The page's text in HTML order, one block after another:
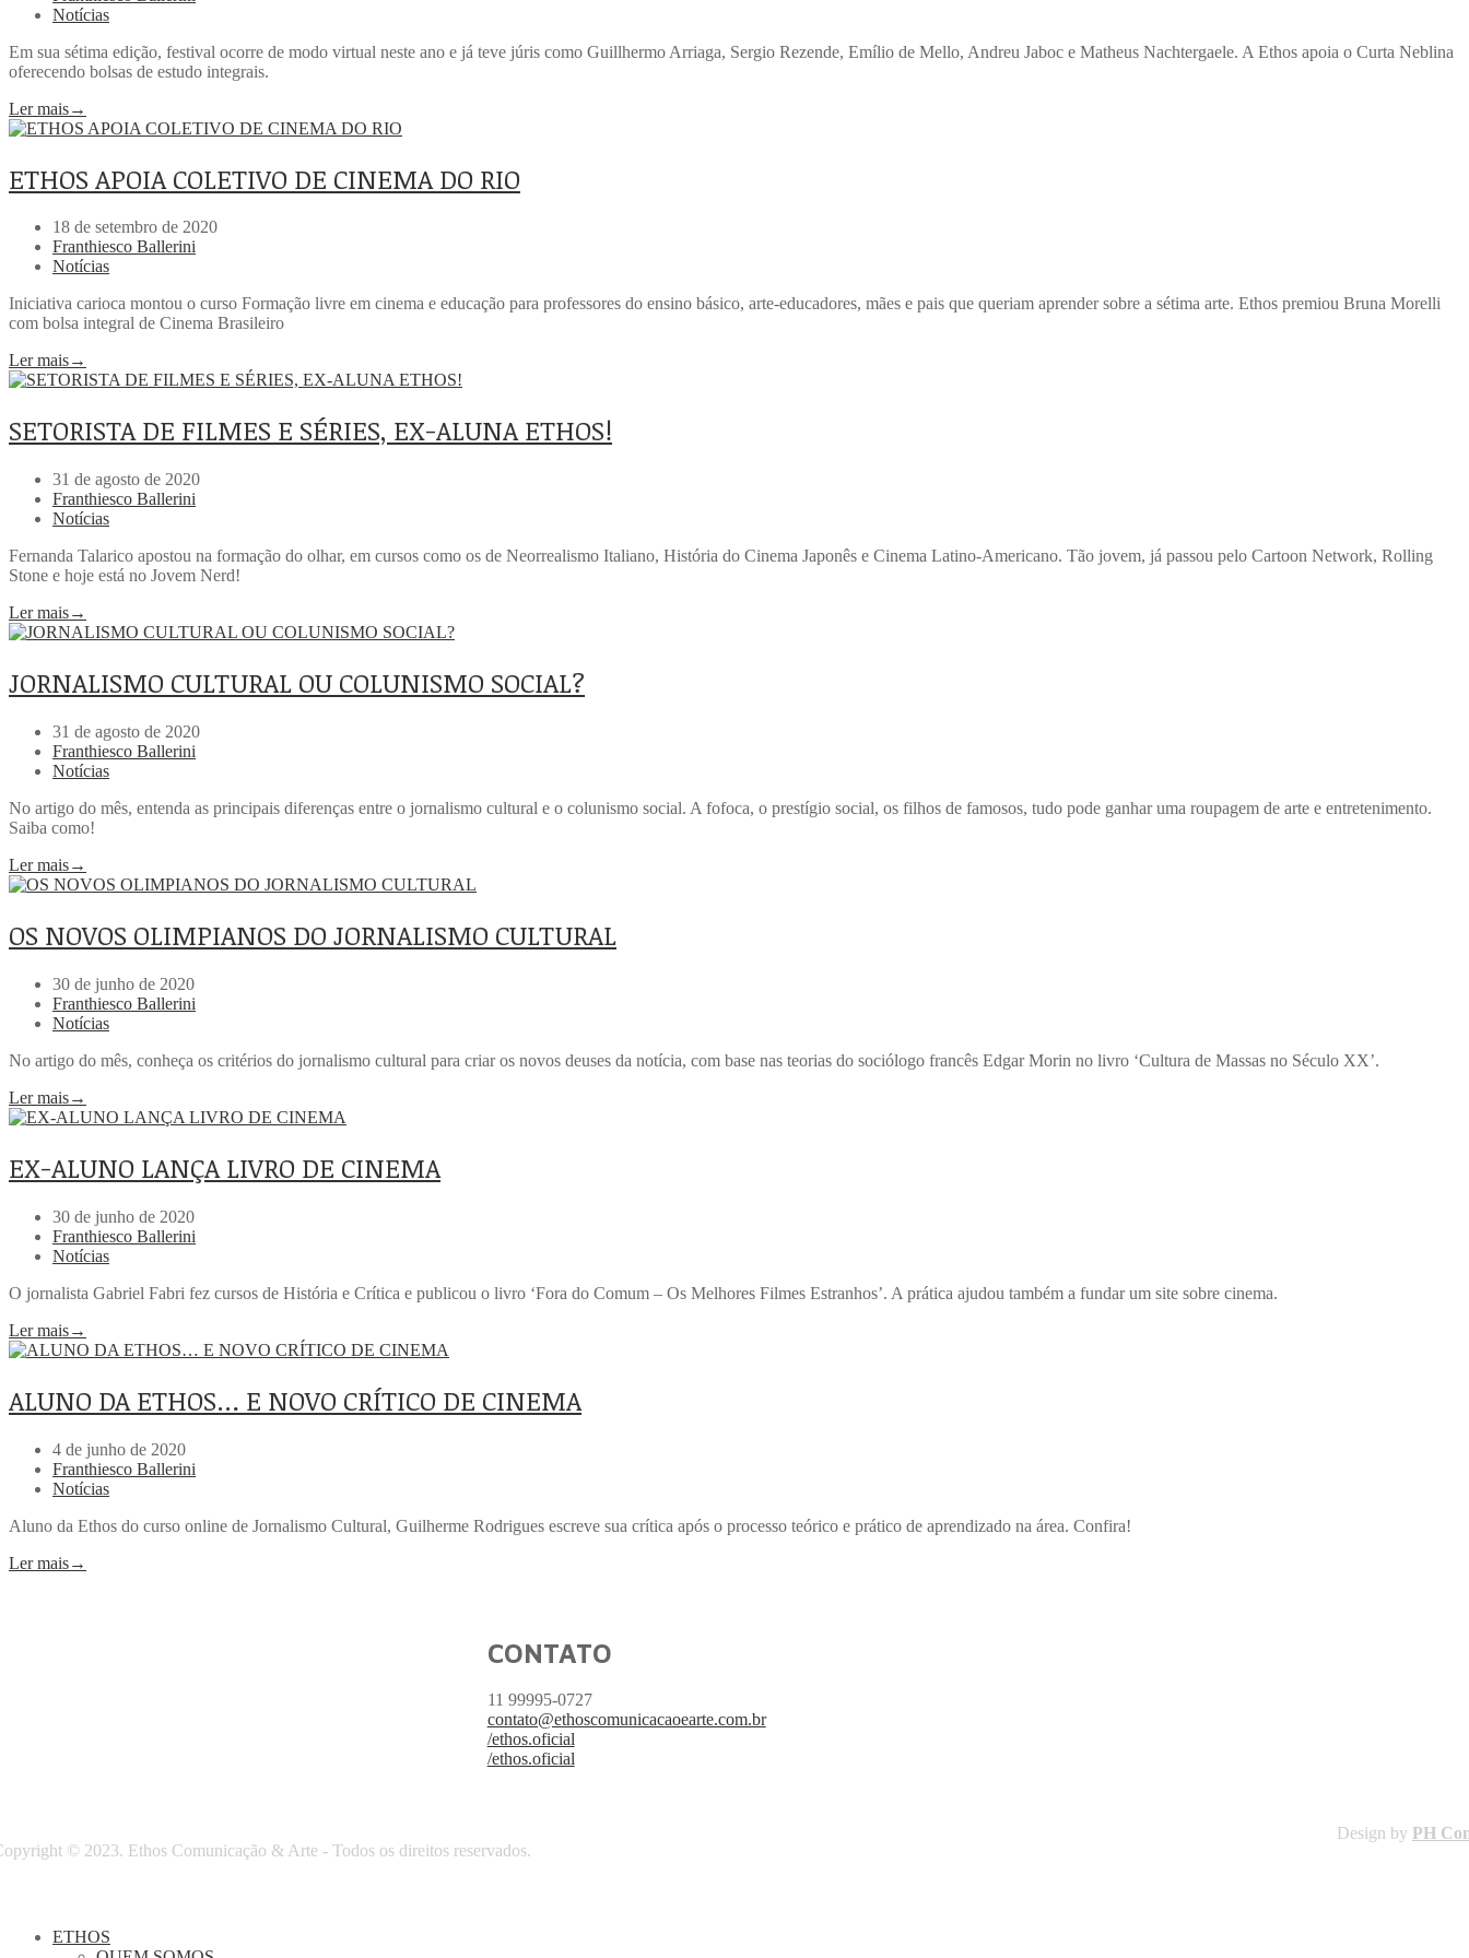
Notícias
Em sua sétima edição, festival ocorre de modo virtual neste ano e já teve júris como Guillhermo Arriaga, Sergio Rezende, Emílio de Mello, Andreu Jaboc e Matheus Nachtergaele. A Ethos apoia o Curta Neblina
oferecendo bolsas de estudo integrais.
Ler mais→
ETHOS APOIA COLETIVO DE CINEMA DO RIO
18 de setembro de 2020
Franthiesco Ballerini
Notícias
Iniciativa carioca montou o curso Formação livre em cinema e educação para professores do ensino básico, arte-educadores, mães e pais que queriam aprender sobre a sétima arte. Ethos premiou Bruna Morelli
com bolsa integral de Cinema Brasileiro
Ler mais→
SETORISTA DE FILMES E SÉRIES, EX-ALUNA ETHOS!
31 de agosto de 2020
Franthiesco Ballerini
Notícias
Fernanda Talarico apostou na formação do olhar, em cursos como os de Neorrealismo Italiano, História do Cinema Japonês e Cinema Latino-Americano. Tão jovem, já passou pelo Cartoon Network, Rolling
Stone e hoje está no Jovem Nerd!
Ler mais→
JORNALISMO CULTURAL OU COLUNISMO SOCIAL?
31 de agosto de 2020
Franthiesco Ballerini
Notícias
No artigo do mês, entenda as principais diferenças entre o jornalismo cultural e o colunismo social. A fofoca, o prestígio social, os filhos de famosos, tudo pode ganhar uma roupagem de arte e entretenimento.
Saiba como!
Ler mais→
OS NOVOS OLIMPIANOS DO JORNALISMO CULTURAL
30 de junho de 2020
Franthiesco Ballerini
Notícias
No artigo do mês, conheça os critérios do jornalismo cultural para criar os novos deuses da notícia, com base nas teorias do sociólogo francês Edgar Morin no livro ‘Cultura de Massas no Século XX’.
Ler mais→
EX-ALUNO LANÇA LIVRO DE CINEMA
30 de junho de 2020
Franthiesco Ballerini
Notícias
O jornalista Gabriel Fabri fez cursos de História e Crítica e publicou o livro ‘Fora do Comum – Os Melhores Filmes Estranhos’. A prática ajudou também a fundar um site sobre cinema.
Ler mais→
ALUNO DA ETHOS… E NOVO CRÍTICO DE CINEMA
4 de junho de 2020
Franthiesco Ballerini
Notícias
Aluno da Ethos do curso online de Jornalismo Cultural, Guilherme Rodrigues escreve sua crítica após o processo teórico e prático de aprendizado na área. Confira!
Ler mais→
CONTATO
11 99995-0727
contato@ethoscomunicacaoearte.com.br
/ethos.oficial
/ethos.oficial
© 2023. Ethos Comunicação & Arte - Todos os direitos reservados.
Design by PH
ETHOS